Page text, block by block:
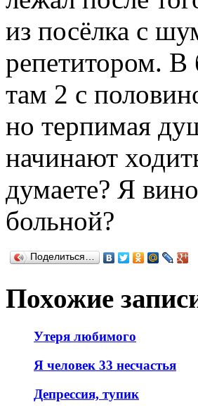
из посёлка с
репетитором. В
там 2 с
но терпимая
начинают
думаете? Я
больной?
Поделиться…
Похожие
Утеря любимого
Я человек 33 несчастья
Депрессия, тупик